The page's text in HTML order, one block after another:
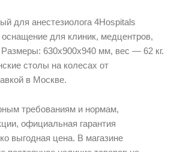
для анестезиолога 4Hospitals
для клиник, медцентров,
630х900х940 мм, вес — 62 кг.
столы на колесах от
в Москве.
требованиям и нормам,
официальная гарантия
выгодная цена. В магазине